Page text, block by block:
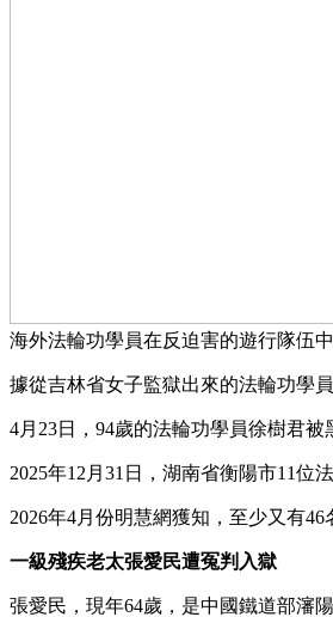
海外法輪功學員在反迫害的遊行隊伍
據從吉林省女子監獄出來的法輪功學
4月23日，94歲的法輪功學員徐樹君
2025年12月31日，湖南省衡陽市11位
2026年4月份明慧網獲知，至少又有
一級殘疾老太張愛民遭冤判入獄
張愛民，現年64歲，是中國鐵道部瀋